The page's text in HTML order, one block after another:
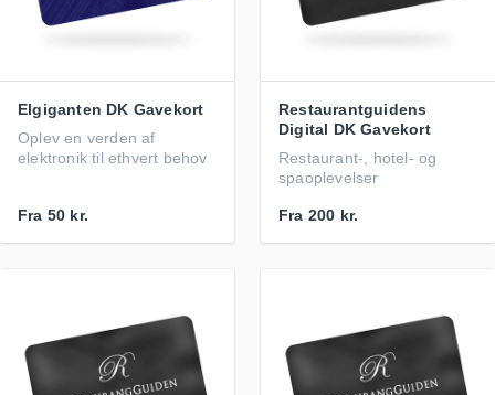
Elgiganten DK Gavekort
Oplev en verden af
elektronik til ethvert behov
Fra 50 kr.
Restaurantguidens
Digital DK Gavekort
Restaurant-, hotel- og
spaoplevelser
Fra 200 kr.